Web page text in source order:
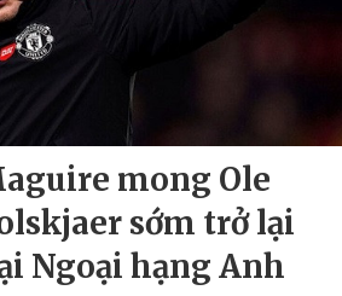
mong Ole
sớm trở lại
Ngoại hạng Anh